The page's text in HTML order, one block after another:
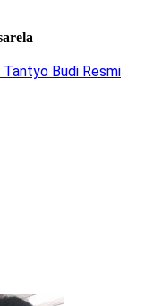
Budi Resmi